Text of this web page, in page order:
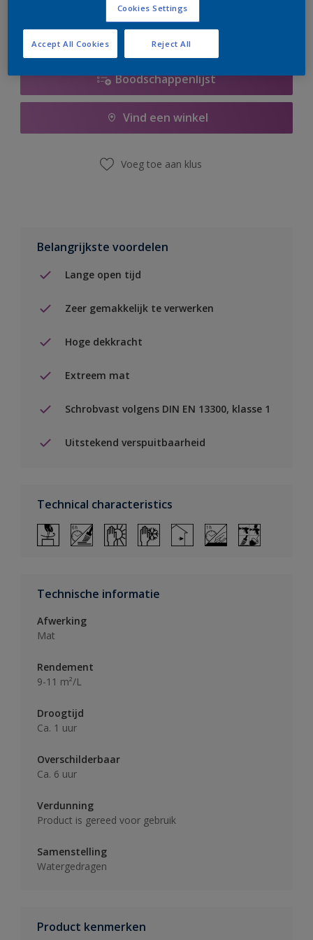
Boodschappenlijst
Vind een winkel
Voeg toe aan klus
Belangrijkste voordelen
Lange open tijd
Zeer gemakkelijk te verwerken
Hoge dekkracht
Extreem mat
Schrobvast volgens DIN EN 13300, klasse 1
Uitstekend verspuitbaarheid
Technical characteristics
Technische informatie
Afwerking
Mat
Rendement
9-11 m²/L
Droogtijd
Ca. 1 uur
Overschilderbaar
Ca. 6 uur
Verdunning
Product is gereed voor gebruik
Samenstelling
Watergedragen
Product kenmerken
Cookies Settings
Reject All
Accept All Cookies